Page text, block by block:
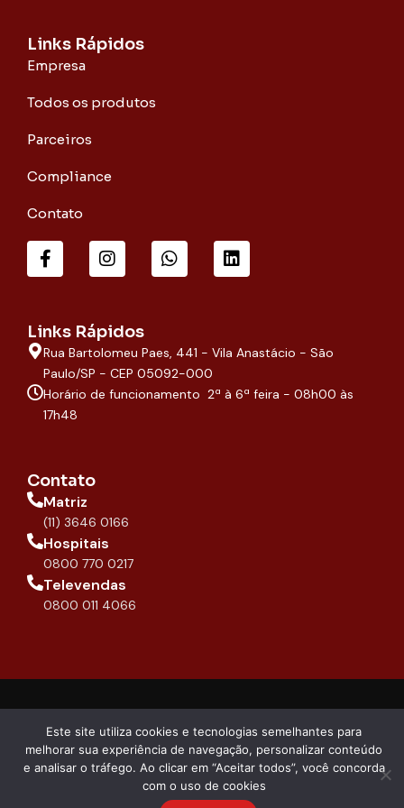
Links Rápidos
Empresa
Todos os produtos
Parceiros
Compliance
Contato
a
c
o
o
k
-
f
n
s
g
r
a
m
h
a
p
i
n
n
Links Rápidos
Rua Bartolomeu Paes, 441 - Vila Anastácio - São
Paulo/SP - CEP 05092-000
Horário de funcionamento 2ª à 6ª feira - 08h00 às
17h48
Contato
Matriz
(11) 3646 0166
Hospitais
0800 770 0217
Televendas
0800 011 4066
copyright 2026 -
DIPROMED
Este site utiliza cookies e tecnologias semelhantes para
melhorar sua experiência de navegação, personalizar conteúdo
e analisar o tráfego. Ao clicar em “Aceitar todos”, você concorda
com o uso de cookies